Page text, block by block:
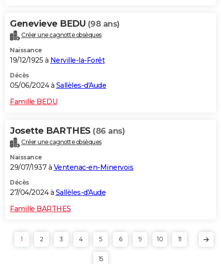
Genevieve BEDU (98 ans)
Créer une cagnotte obsèques
Naissance
19/12/1925 à Nerville-la-Forêt
Décès
05/06/2024 à Sallèles-d'Aude
Famille BEDU
Josette BARTHES (86 ans)
Créer une cagnotte obsèques
Naissance
29/07/1937 à Ventenac-en-Minervois
Décès
27/04/2024 à Sallèles-d'Aude
Famille BARTHES
1 2 3 4 5 6 9 10 11
15